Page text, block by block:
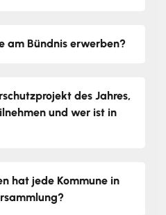
am Bündnis erwerben?
des Jahres,
und wer ist in
hat jede Kommune in